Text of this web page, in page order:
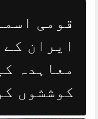
content
قومی
ایران
معاہدہ
کوششوں